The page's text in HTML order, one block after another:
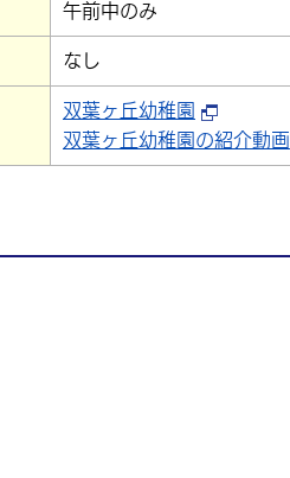
午前中のみ
なし
双葉ヶ丘幼稚園
双葉ヶ丘幼稚園の紹介動画